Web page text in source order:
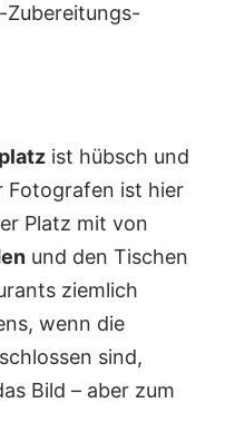
Zubereitungs-
ist hübsch und
Fotografen ist hier
Platz mit von
und den Tischen
ziemlich
wenn die
sind,
Bild – aber zum